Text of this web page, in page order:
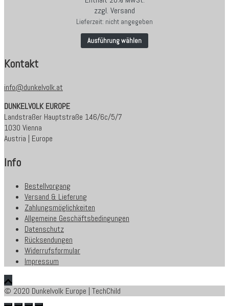
zzgl. Versand
Lieferzeit: nicht angegeben
Ausführung wählen
Kontakt
info@dunkelvolk.at
DUNKELVOLK EUROPE
Landstraßer Hauptstraße 146/6c/5/7
1030 Vienna
Austria | Europe
Info
Bestellvorgang
Versand & Lieferung
Zahlungsmöglichkeiten
Allgemeine Geschäftsbedingungen
Datenschutz
Rücksendungen
Widerrufsformular
Impressum
© 2020 Dunkelvolk Europe | TechChild